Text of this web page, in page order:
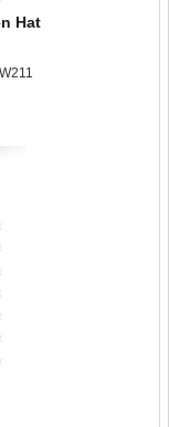
Hat